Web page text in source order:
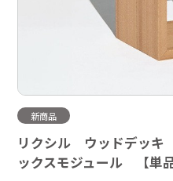
新商品
リクシル ウッドデッ
ックスモジュール 【単